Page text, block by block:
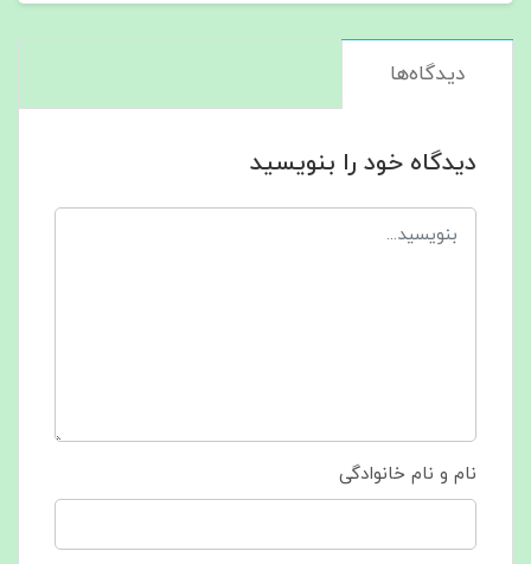
دیدگاه‌ها
دیدگاه خود را بنویسید
نام و نام خانوادگی